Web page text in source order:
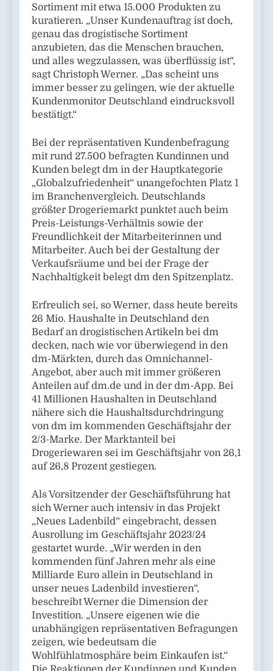
Sortiment mit etwa 15.000 Produkten zu
kuratieren. „Unser Kundenauftrag ist doch,
genau das drogistische Sortiment
anzubieten, das die Menschen brauchen,
und alles wegzulassen, was überflüssig ist“,
sagt Christoph Werner. „Das scheint uns
immer besser zu gelingen, wie der aktuelle
Kundenmonitor Deutschland eindrucksvoll
bestätigt.“
Bei der repräsentativen Kundenbefragung
mit rund 27.500 befragten Kundinnen und
Kunden belegt dm in der Hauptkategorie
„Globalzufriedenheit“ unangefochten Platz 1
im Branchenvergleich. Deutschlands
größter Drogeriemarkt punktet auch beim
Preis-Leistungs-Verhältnis sowie der
Freundlichkeit der Mitarbeiterinnen und
Mitarbeiter. Auch bei der Gestaltung der
Verkaufsräume und bei der Frage der
Nachhaltigkeit belegt dm den Spitzenplatz.
Erfreulich sei, so Werner, dass heute bereits
26 Mio. Haushalte in Deutschland den
Bedarf an drogistischen Artikeln bei dm
decken, nach wie vor überwiegend in den
dm-Märkten, durch das Omnichannel-
Angebot, aber auch mit immer größeren
Anteilen auf dm.de und in der dm-App. Bei
41 Millionen Haushalten in Deutschland
nähere sich die Haushaltsdurchdringung
von dm im kommenden Geschäftsjahr der
2/3-Marke. Der Marktanteil bei
Drogeriewaren sei im Geschäftsjahr von 26,1
auf 26,8 Prozent gestiegen.
Als Vorsitzender der Geschäftsführung hat
sich Werner auch intensiv in das Projekt
„Neues Ladenbild“ eingebracht, dessen
Ausrollung im Geschäftsjahr 2023/24
gestartet wurde. „Wir werden in den
kommenden fünf Jahren mehr als eine
Milliarde Euro allein in Deutschland in
unser neues Ladenbild investieren“,
beschreibt Werner die Dimension der
Investition. „Unsere eigenen wie die
unabhängigen repräsentativen Befragungen
zeigen, wie bedeutsam die
Wohlfühlatmosphäre beim Einkaufen ist.“